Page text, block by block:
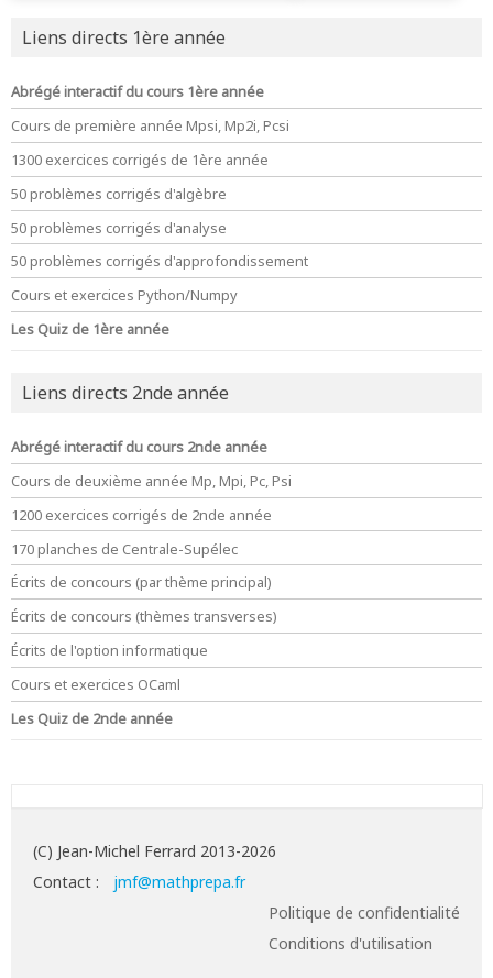
Liens directs 1ère année
Abrégé interactif du cours 1ère année
Cours de première année Mpsi, Mp2i, Pcsi
1300 exercices corrigés de 1ère année
50 problèmes corrigés d'algèbre
50 problèmes corrigés d'analyse
50 problèmes corrigés d'approfondissement
Cours et exercices Python/Numpy
Les Quiz de 1ère année
Liens directs 2nde année
Abrégé interactif du cours 2nde année
Cours de deuxième année Mp, Mpi, Pc, Psi
1200 exercices corrigés de 2nde année
170 planches de Centrale-Supélec
Écrits de concours (par thème principal)
Écrits de concours (thèmes transverses)
Écrits de l'option informatique
Cours et exercices OCaml
Les Quiz de 2nde année
(C) Jean-Michel Ferrard 2013-2026
Contact :
jmf@mathprepa.fr
Politique de confidentialité
Conditions d'utilisation